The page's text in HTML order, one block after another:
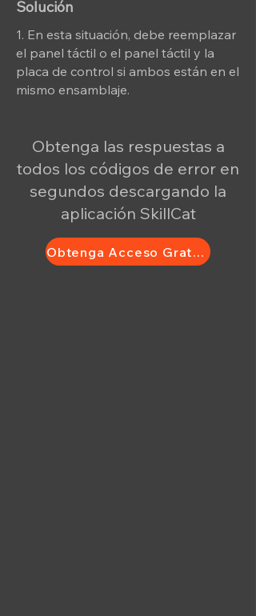
Solución
1. En esta situación, debe reemplazar
el panel táctil o el panel táctil y la
placa de control si ambos están en el
mismo ensamblaje.
Obtenga las respuestas a
todos los códigos de error en
segundos descargando la
aplicación SkillCat
Obtenga Acceso Gratuito